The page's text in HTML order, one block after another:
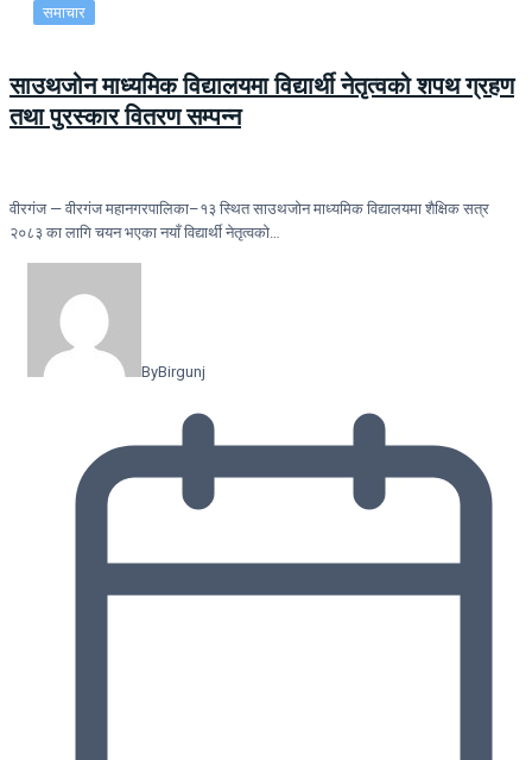
समाचार
साउथजोन माध्यमिक विद्यालयमा विद्यार्थी नेतृत्वको शपथ ग्रहण
तथा पुरस्कार वितरण सम्पन्न
वीरगंज — वीरगंज महानगरपालिका–१३ स्थित साउथजोन माध्यमिक विद्यालयमा शैक्षिक सत्र
२०८३ का लागि चयन भएका नयाँ विद्यार्थी नेतृत्वको…
ByBirgunj